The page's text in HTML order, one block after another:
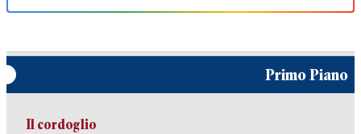
Primo Piano
Il cordoglio